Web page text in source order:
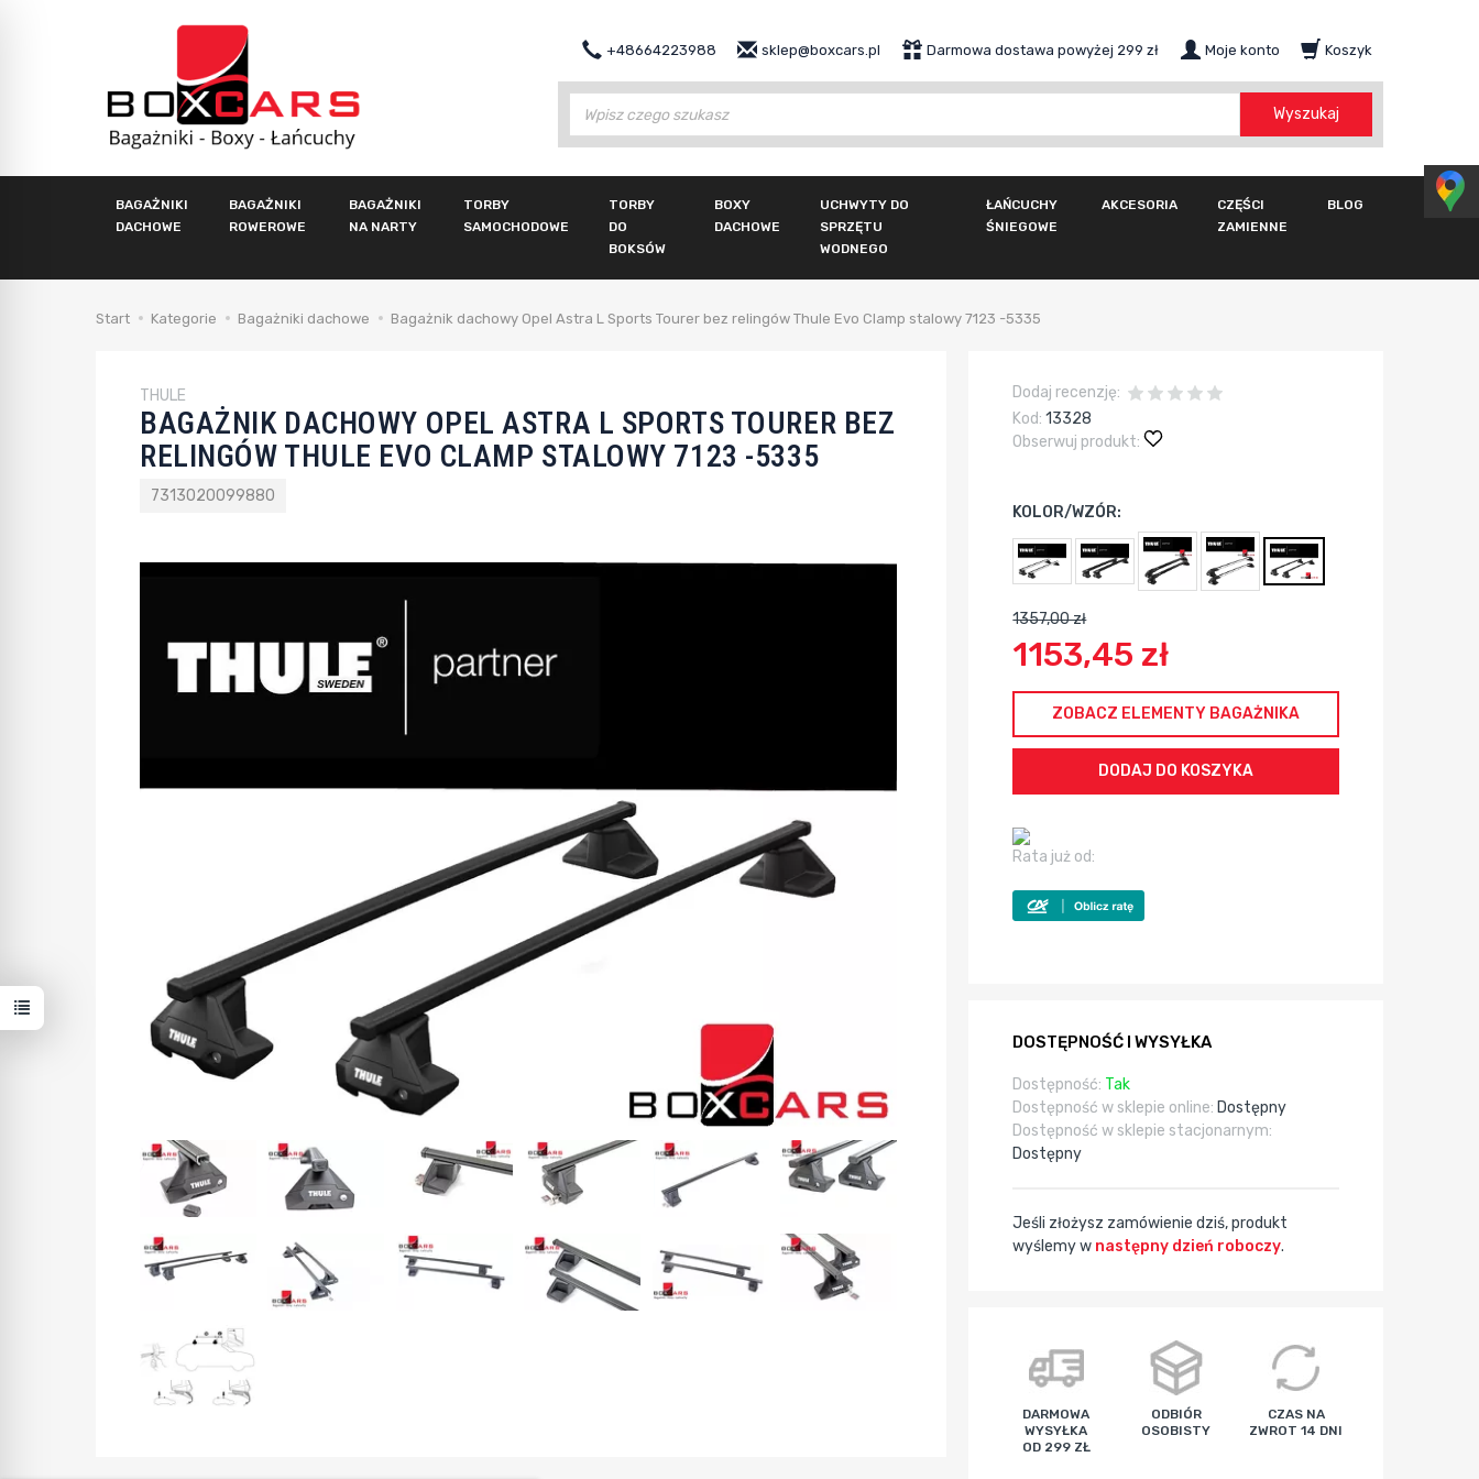
+48664223988 Darmowa dostawa powyżej 299 zł
sklep@boxcars.pl Moje konto Koszyk
Wyszukaj
BAGAŻNIKI
DACHOWE
BAGAŻNIKI
ROWEROWE
BAGAŻNIKI
NA NARTY
TORBY
SAMOCHODOWE
TORBY
DO
BOKSÓW
BOXY
DACHOWE
UCHWYTY DO
SPRZĘTU
WODNEGO
ŁAŃCUCHY
ŚNIEGOWE
AKCESORIA
CZĘŚCI
ZAMIENNE
BLOG
Start Kategorie Bagażniki dachowe Bagażnik dachowy Opel Astra L Sports Tourer bez relingów Thule Evo Clamp stalowy 7123 -5335
THULE
BAGAŻNIK DACHOWY OPEL ASTRA L SPORTS TOURER BEZ
RELINGÓW THULE EVO CLAMP STALOWY 7123 -5335
7313020099880
Dodaj recenzję:
Kod: 13328
Obserwuj produkt:
KOLOR/WZÓR:
1357,00 zł
1153,45 zł
ZOBACZ ELEMENTY BAGAŻNIKA
Rata już od:
DOSTĘPNOŚĆ I WYSYŁKA
Dostępność: Tak
Dostępność w sklepie online: Dostępny
Dostępność w sklepie stacjonarnym:
Dostępny
Jeśli złożysz zamówienie dziś, produkt
wyślemy w następny dzień roboczy.
DARMOWA
WYSYŁKA
OD 299 ZŁ
ODBIÓR
OSOBISTY
CZAS NA
ZWROT 14 DNI